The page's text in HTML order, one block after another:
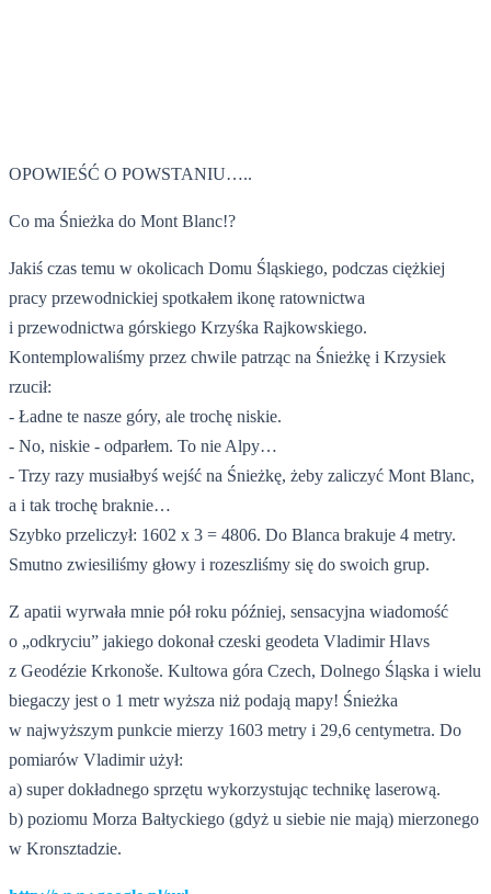
OPOWIEŚĆ O POWSTANIU…..
Co ma Śnieżka do Mont Blanc!?
Jakiś czas temu w okolicach Domu Śląskiego, podczas ciężkiej
pracy przewodnickiej spotkałem ikonę ratownictwa
i przewodnictwa górskiego Krzyśka Rajkowskiego.
Kontemplowaliśmy przez chwile patrząc na Śnieżkę i Krzysiek
rzucił:
- Ładne te nasze góry, ale trochę niskie.
- No, niskie - odparłem. To nie Alpy…
- Trzy razy musiałbyś wejść na Śnieżkę, żeby zaliczyć Mont Blanc,
a i tak trochę braknie…
Szybko przeliczył: 1602 x 3 = 4806. Do Blanca brakuje 4 metry.
Smutno zwiesiliśmy głowy i rozeszliśmy się do swoich grup.
Z apatii wyrwała mnie pół roku później, sensacyjna wiadomość
o „odkryciu” jakiego dokonał czeski geodeta Vladimir Hlavs
z Geodézie Krkonoše. Kultowa góra Czech, Dolnego Śląska i wielu
biegaczy jest o 1 metr wyższa niż podają mapy! Śnieżka
w najwyższym punkcie mierzy 1603 metry i 29,6 centymetra. Do
pomiarów Vladimir użył:
a) super dokładnego sprzętu wykorzystując technikę laserową.
b) poziomu Morza Bałtyckiego (gdyż u siebie nie mają) mierzonego
w Kronsztadzie.